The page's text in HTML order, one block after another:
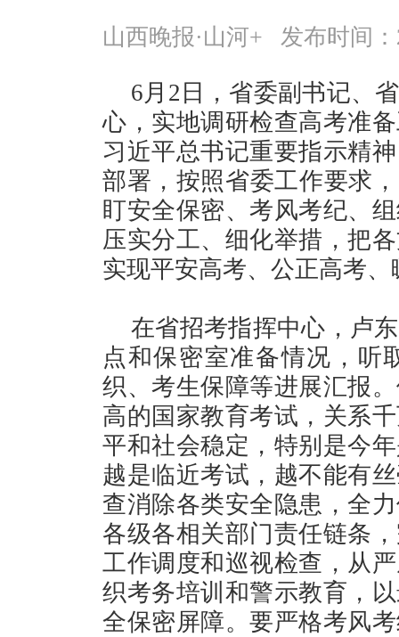
山西晚报·山河+ 发布时间：
6月2日，省委副书记、
心，实地调研检查高考准
习近平总书记重要指示精
部署，按照省委工作要求
盯安全保密、考风考纪、
压实分工、细化举措，把
实现平安高考、公正高考、
在省招考指挥中心，卢
点和保密室准备情况，听
织、考生保障等进展汇报
高的国家教育考试，关系
平和社会稳定，特别是今
越是临近考试，越不能有
查消除各类安全隐患，全
各级各相关部门责任链条
工作调度和巡视检查，从
织考务培训和警示教育，
全保密屏障。要严格考风